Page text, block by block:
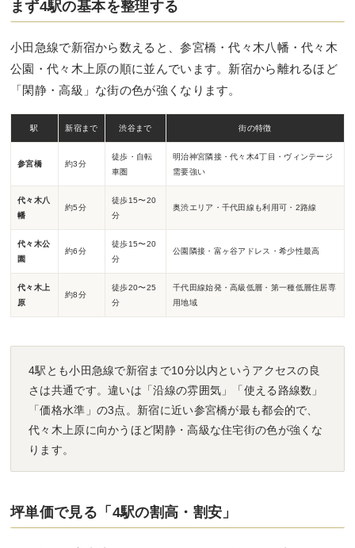
まず4駅の基本を整理する
小田急線で新宿から数えると、参宮橋・代々木八幡・代々木
公園・代々木上原の順に並んでいます。新宿から離れるほど
「閑静・高級」な街の色が強くなります。
駅 新宿まで 渋谷まで 街の特徴
参宮橋 約3分
徒歩・自転
車圏
明治神宮隣接・代々木4丁目・ヴィンテージ
需要強い
代々木八
幡
約5分
徒歩15〜20
分
奥渋エリア・千代田線も利用可・2路線
代々木公
園
約6分
徒歩15〜20
分
公園隣接・富ヶ谷アドレス・希少性最高
代々木上
原
約8分
徒歩20〜25
分
千代田線始発・高級低層・第一種低層住居専
用地域
4駅とも小田急線で新宿まで10分以内というアクセスの良
さは共通です。違いは「沿線の雰囲気」「使える路線数」
「価格水準」の3点。新宿に近い参宮橋が最も都会的で、
代々木上原に向かうほど閑静・高級な住宅街の色が強くな
ります。
坪単価で見る「4駅の割高・割安」